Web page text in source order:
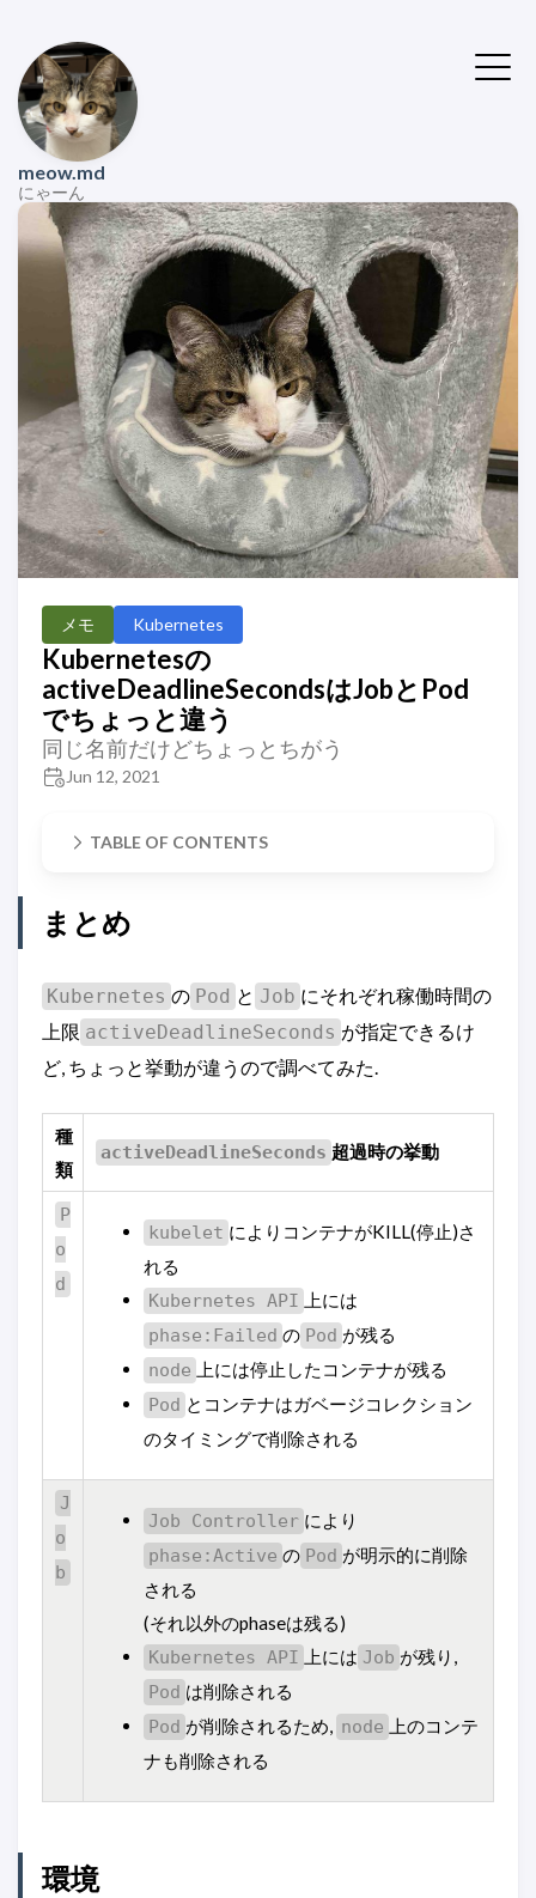
meow.md
にゃーん
メモ Kubernetes
Kubernetesの
activeDeadlineSecondsはJobとPod
でちょっと違う
同じ名前だけどちょっとちがう
Jun 12, 2021
TABLE OF CONTENTS
まとめ
Kubernetes の Pod と Job にそれぞれ稼働時間の
上限 activeDeadlineSeconds が指定できるけ
ど, ちょっと挙動が違うので調べてみた.
種
類
activeDeadlineSeconds 超過時の挙動
P
o
d
kubelet によりコンテナがKILL(停止)さ
れる
Kubernetes API
上には
phase:Failed の Pod が残る
node
上には停止したコンテナが残る
Pod とコンテナはガベージコレクション
のタイミングで削除される
J
o
b
Job Controller により
phase:Active の Pod が明示的に削除
される
(それ以外のphaseは残る)
Kubernetes API
上には Job が残り,
Pod は削除される
Pod が削除されるため, node
上のコンテ
ナも削除される
環境